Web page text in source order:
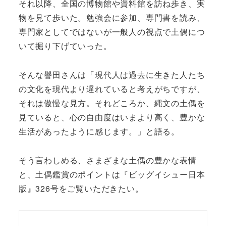
それ以降、全国の博物館や資料館を訪ね歩き、実
物を見て歩いた。勉強会に参加、専門書を読み、
専門家としてではないが一般人の視点で土偶につ
いて掘り下げていった。
そんな譽田さんは「現代人は過去に生きた人たち
の文化を現代より遅れていると考えがちですが、
それは傲慢な見方。それどころか、縄文の土偶を
見ていると、心の自由度はいまより高く、豊かな
生活があったように感じます。」と語る。
そう言わしめる、さまざまな土偶の豊かな表情
と、土偶鑑賞のポイントは『ビッグイシュー日本
版』326号をご覧いただきたい。